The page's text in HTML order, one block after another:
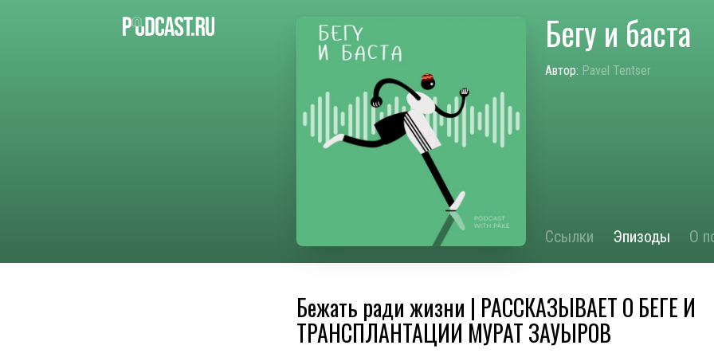
Бегу и баста
Автор: Pavel Tentser
Ссылки Эпизоды О
Бежать ради жизни | РАССКАЗЫВАЕТ О БЕГЕ И
ТРАНСПЛАНТАЦИИ МУРАТ ЗАУЫРОВ